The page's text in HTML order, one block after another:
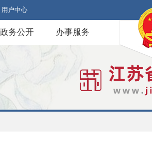
用户中心
政务公开 办事服务